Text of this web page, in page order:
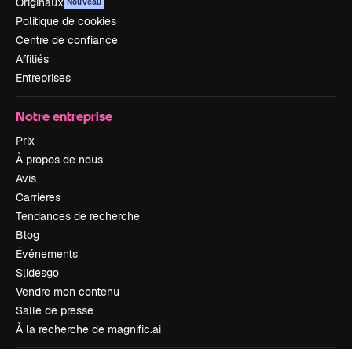
Politique de cookies
Centre de confiance
Affiliés
Entreprises
Notre entreprise
Prix
À propos de nous
Avis
Carrières
Tendances de recherche
Blog
Événements
Slidesgo
Vendre mon contenu
Salle de presse
À la recherche de magnific.ai